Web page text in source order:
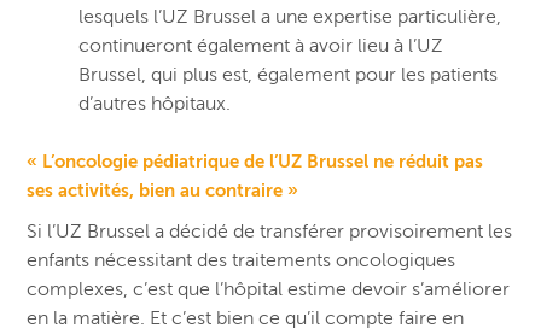
lesquels l’UZ Brussel a une expertise particulière,
continueront également à avoir lieu à l’UZ
Brussel, qui plus est, également pour les patients
d’autres hôpitaux.
« L’oncologie pédiatrique de l’UZ Brussel ne réduit pas
ses activités, bien au contraire »
Si l’UZ Brussel a décidé de transférer provisoirement les
enfants nécessitant des traitements oncologiques
complexes, c’est que l’hôpital estime devoir s’améliorer
en la matière. Et c’est bien ce qu’il compte faire en